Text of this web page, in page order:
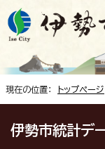
現在の位置： トップページ
伊勢市統計デ